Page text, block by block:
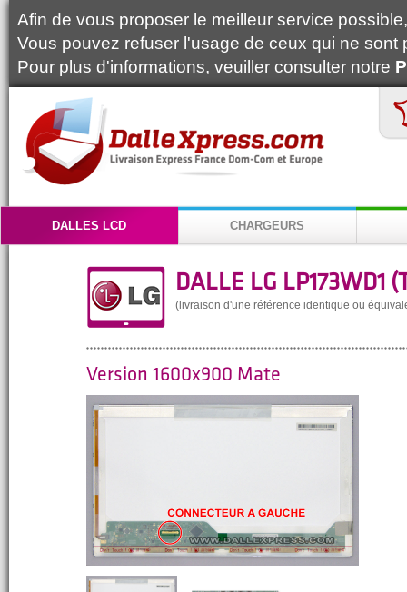
Afin de vous proposer le meilleur service
Vous pouvez refuser l'usage de ceux qui ne
Pour plus d'informations, veuiller consulter notre
DALLES LCD CHARGEURS
DALLE LG LP173WD1
(livraison d'une référence identique ou
Version 1600x900 Mate